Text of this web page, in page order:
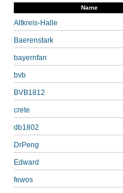
Name
Altkreis-Halle
Baerenstark
bayernfan
bvb
BVB1812
crete
db1802
DrPeng
Edward
fewos